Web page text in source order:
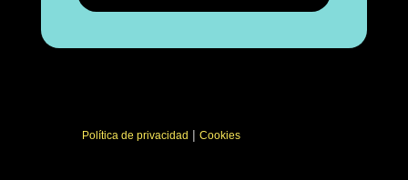
Política de privacidad | Cookies